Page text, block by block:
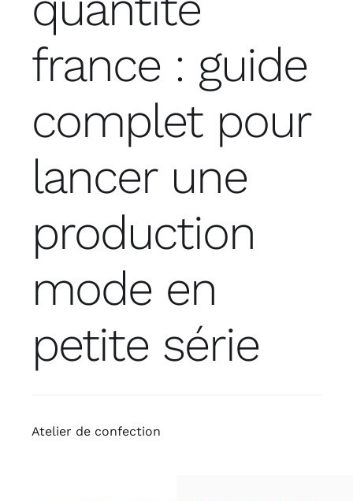
france : guide
complet pour
lancer une
production
mode en
petite série
Atelier de confection